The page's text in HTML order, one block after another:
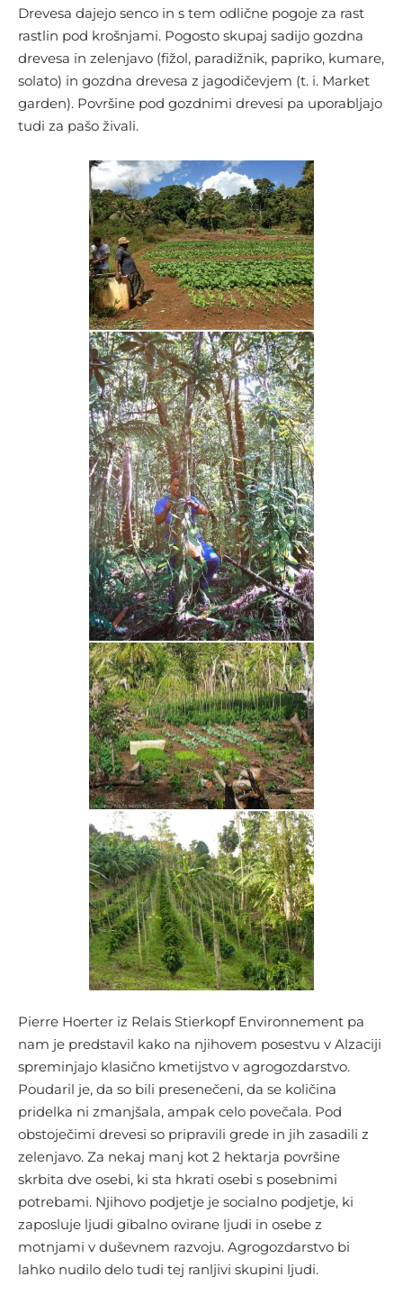
Drevesa dajejo senco in s tem odlične pogoje za rast
rastlin pod krošnjami. Pogosto skupaj sadijo gozdna
drevesa in zelenjavo (fižol, paradižnik, papriko, kumare,
solato) in gozdna drevesa z jagodičevjem (t. i. Market
garden). Površine pod gozdnimi drevesi pa uporabljajo
tudi za pašo živali.
Pierre Hoerter iz Relais Stierkopf Environnement pa
nam je predstavil kako na njihovem posestvu v Alzaciji
spreminjajo klasično kmetijstvo v agrogozdarstvo.
Poudaril je, da so bili presenečeni, da se količina
pridelka ni zmanjšala, ampak celo povečala. Pod
obstoječimi drevesi so pripravili grede in jih zasadili z
zelenjavo. Za nekaj manj kot 2 hektarja površine
skrbita dve osebi, ki sta hkrati osebi s posebnimi
potrebami. Njihovo podjetje je socialno podjetje, ki
zaposluje ljudi gibalno ovirane ljudi in osebe z
motnjami v duševnem razvoju. Agrogozdarstvo bi
lahko nudilo delo tudi tej ranljivi skupini ljudi.